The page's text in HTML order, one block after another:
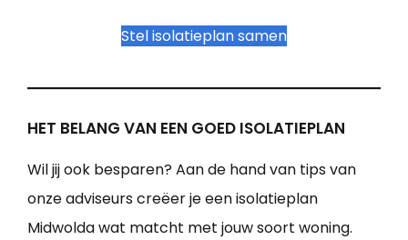
Stel isolatieplan samen
HET BELANG VAN EEN GOED ISOLATIEPLAN
Wil jij ook besparen? Aan de hand van tips van
onze adviseurs creëer je een isolatieplan
Midwolda wat matcht met jouw soort woning.